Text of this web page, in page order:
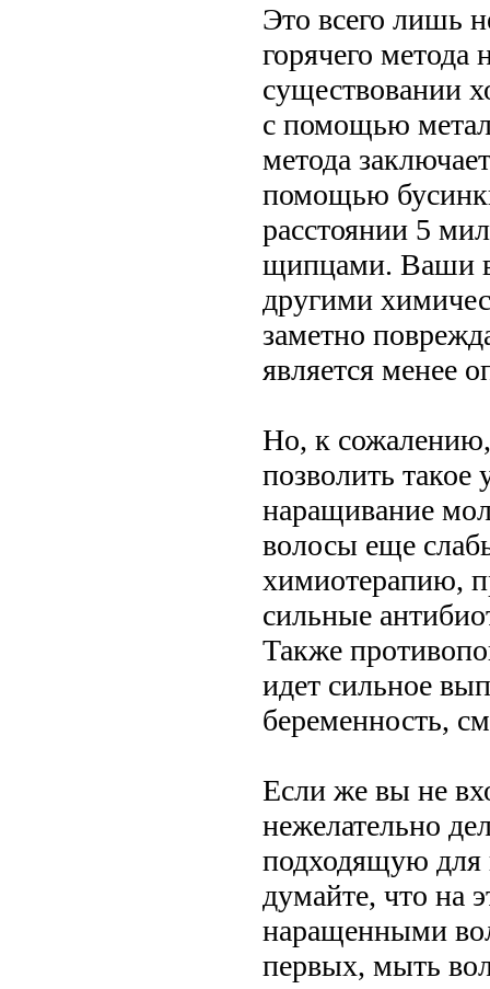
Это всего лишь
горячего
существовании
с помощью
метода
помощью
расстоянии 5
щипцами. Ваши
другими
заметно
является менее
Но, к
позволить такое
наращивание
волосы еще
химиотерапию,
сильные
Также
идет сильное
беременность,
Если же вы не
нежелательно
подходящую для
думайте, что на
наращенными
первых, мыть